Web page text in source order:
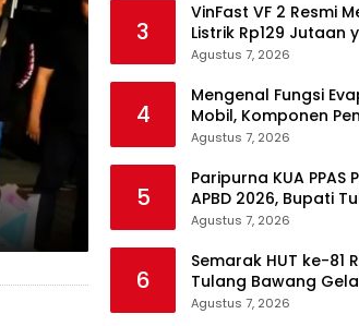
3
VinFast VF 2 Resmi
Listrik Rp129 Jutaan
Jadi Alternatif
Agustus 7, 2026
4
Mengenal Fungsi
Mobil, Komponen
Sering Terlupakan
Agustus 7, 2026
5
Paripurna KUA PPAS
APBD 2026, Bupati
Targetkan
Agustus 7, 2026
6
Semarak HUT ke-81
Tulang Bawang
Senam Udang Manis
Agustus 7, 2026